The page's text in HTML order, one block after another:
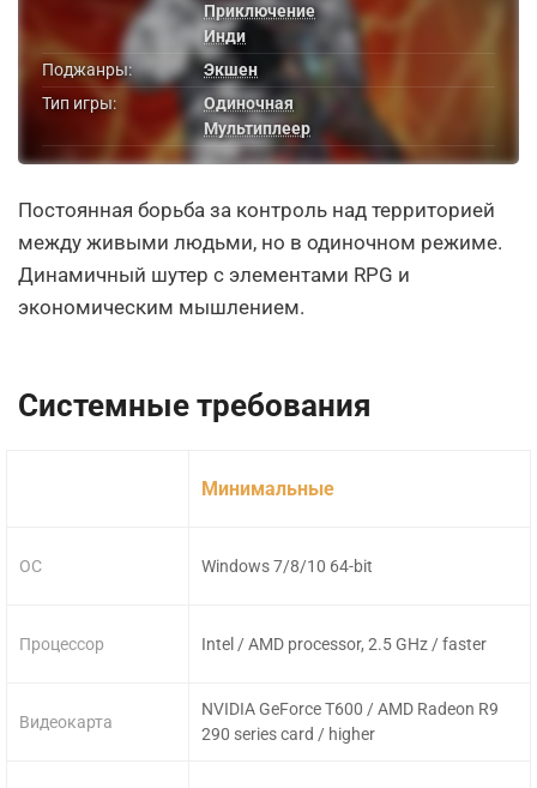
Приключение
Инди
Поджанры:
Экшен
Тип игры:
Одиночная
Мультиплеер
Постоянная борьба за контроль над территорией
между живыми людьми, но в одиночном режиме.
Динамичный шутер с элементами RPG и
экономическим мышлением.
Системные требования
ОС
Процессор
Видеокарта
Минимальные
Windows 7/8/10 64-bit
Intel / AMD processor, 2.5 GHz / faster
NVIDIA GeForce T600 / AMD Radeon R9
290 series card / higher